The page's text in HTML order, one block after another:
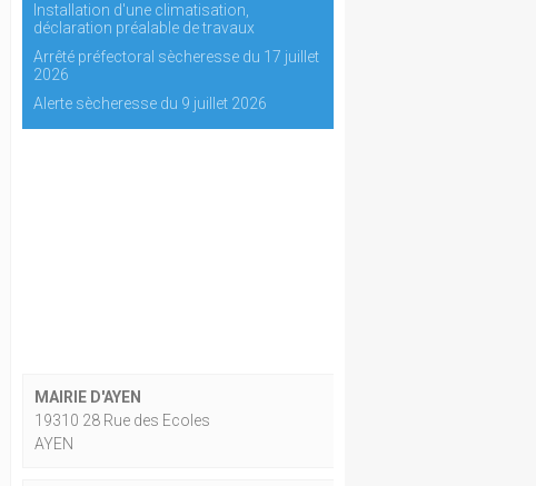
Installation d'une climatisation,
déclaration préalable de travaux
Arrêté préfectoral sècheresse du 17 juillet
2026
Alerte sècheresse du 9 juillet 2026
MAIRIE D'AYEN
19310 28 Rue des Ecoles
AYEN